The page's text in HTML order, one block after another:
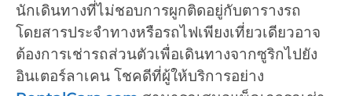
นักเดินทางที่ไม่ชอบการผูกติดอยู่กับตารางรถ
โดยสารประจำทางหรือรถไฟเพียงเที่ยวเดียวอาจ
ต้องการเช่ารถส่วนตัวเพื่อเดินทางจากซูริกไปยัง
อินเตอร์ลาเคน โชคดีที่ผู้ให้บริการอย่าง